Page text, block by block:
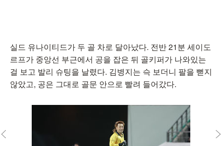
실드 유나이티드가 두 골 차로 달아났다. 전반 21분 세이도
르프가 중앙선 부근에서 공을 잡은 뒤 골키퍼가 나와있는
걸 보고 발리 슈팅을 날렸다. 김병지는 슥 보더니 팔을 뻗지
않았고, 공은 그대로 골문 안으로 빨려 들어갔다.